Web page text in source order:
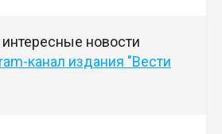
новости
канал издания "Вести